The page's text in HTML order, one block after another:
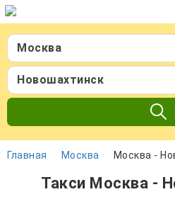
Москва
Новошахтинск
Главная Москва Москва -
Такси Москва -